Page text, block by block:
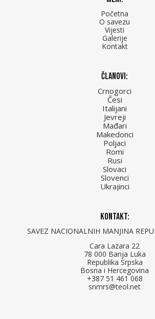
Početna
O savezu
Vijesti
Galerije
Kontakt
Članovi:
Crnogorci
Česi
Italijani
Jevreji
Mađari
Makedonci
Poljaci
Romi
Rusi
Slovaci
Slovenci
Ukrajinci
Kontakt:
SAVEZ NACIONALNIH MANJINA
Cara Lazara 22
78 000 Banja Luka
Republika Srpska
Bosna i Hercegovina
+387 51 461 068
snmrs@teol.net